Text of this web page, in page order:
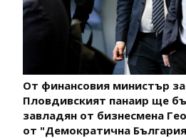
От финансовия министър
Пловдивският панаир ще
завладян от бизнесмена
от "Демократична